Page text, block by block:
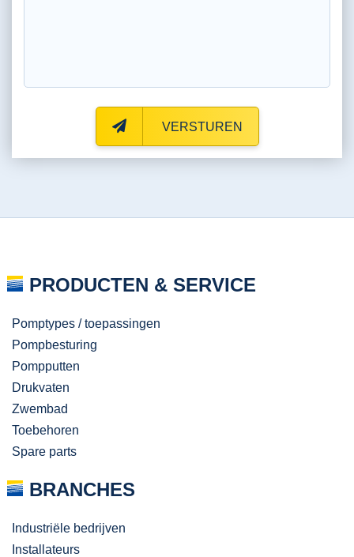
VERSTUREN
PRODUCTEN & SERVICE
Pomptypes / toepassingen
Pompbesturing
Pompputten
Drukvaten
Zwembad
Toebehoren
Spare parts
BRANCHES
Industriële bedrijven
Installateurs